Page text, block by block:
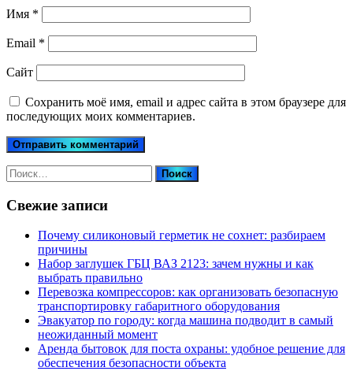
Имя *
Email *
Сайт
Сохранить моё имя, email и адрес сайта в этом браузере для
последующих моих комментариев.
Найти:
Свежие записи
Почему силиконовый герметик не сохнет: разбираем
причины
Набор заглушек ГБЦ ВАЗ 2123: зачем нужны и как
выбрать правильно
Перевозка компрессоров: как организовать безопасную
транспортировку габаритного оборудования
Эвакуатор по городу: когда машина подводит в самый
неожиданный момент
Аренда бытовок для поста охраны: удобное решение для
обеспечения безопасности объекта